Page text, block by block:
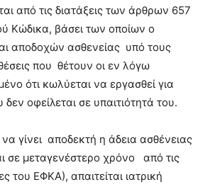
από τις διατάξεις των άρθρων 657
Κώδικα, βάσει των οποίων ο
αποδοχών ασθενείας υπό τους
που θέτουν οι εν λόγω
ότι κωλύεται να εργασθεί για
οφείλεται σε υπαιτιότητά του.
γίνει αποδεκτή η άδεια ασθένειας
σε μεταγενέστερο χρόνο από τις
του ΕΦΚΑ), απαιτείται ιατρική